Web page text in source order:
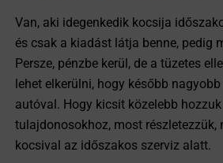
Van, aki idegenkedik kocsija
és csak a kiadást látja benne, pedig
Persze, pénzbe kerül, de a tüzetes
lehet elkerülni, hogy később
autóval. Hogy kicsit közelebb
tulajdonosokhoz, most részletezzük,
kocsival az időszakos szerviz alatt.